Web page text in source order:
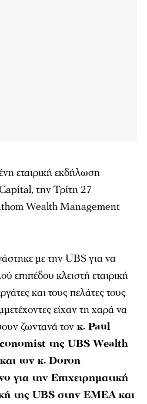
εταιρική εκδήλωση
την Τρίτη 27
Wealth Management
με την UBS για να
επιπέδου κλειστή εταιρική
και τους πελάτες τους
είχαν τη χαρά να
ζωντανά τον κ. Paul
της UBS Wealth
τον κ. Doron
για την Επιχειρηματική
της UBS στην EMEA και